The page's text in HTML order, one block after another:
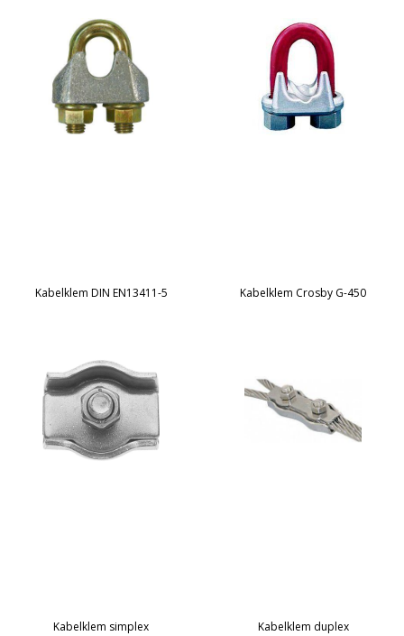
Kabelklem DIN EN13411-5 Kabelklem Crosby G-450
Kabelklem simplex Kabelklem duplex